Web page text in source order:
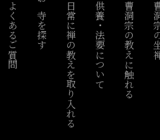
よくあるご質問 お寺を探す 日常に禅の教えを取り入れる 供養・法要について 曹洞宗の教えに触れる 曹洞